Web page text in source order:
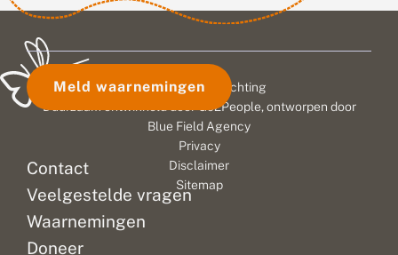
Contact
Veelgestelde vragen
Waarnemingen
Doneer
Meld waarnemingen
© 2026 Vlinderstichting
Duurzaam ontwikkeld door
Go2People, ontworpen door
Blue Field Agency
Privacy
Disclaimer
Sitemap